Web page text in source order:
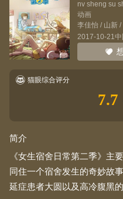
nv sheng su
动画
李佳怡/ 山新/
2017-10-21中
猫眼综合评分
7.7
简介
《女生宿舍日常第二季》主
同住一个宿舍发生的奇妙故
延症患者大圆以及高冷腹黑